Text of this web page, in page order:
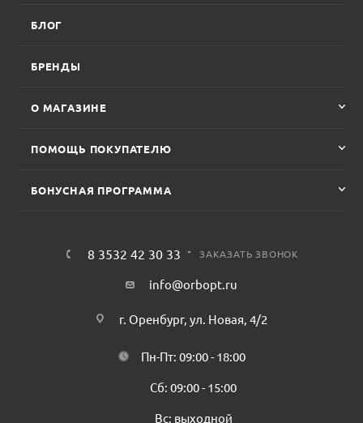
БЛОГ
БРЕНДЫ
О МАГАЗИНЕ
ПОМОЩЬ ПОКУПАТЕЛЮ
БОНУСНАЯ ПРОГРАММА
8 3532 42 30 33 ЗАКАЗАТЬ ЗВОНОК
info@orbopt.ru
г. Оренбург, ул. Новая, 4/2
Пн-Пт: 09:00 - 18:00
Сб: 09:00 - 15:00
Вс: выходной